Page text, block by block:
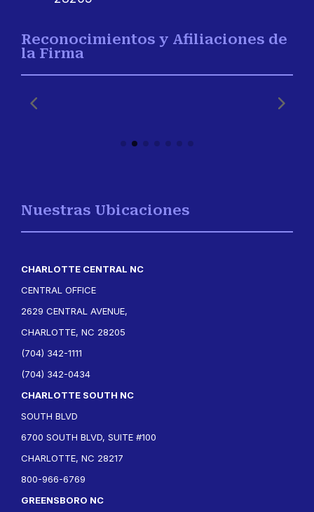
Reconocimientos y Afiliaciones de
la Firma
Nuestras Ubicaciones
CHARLOTTE CENTRAL NC
CENTRAL OFFICE
2629 CENTRAL AVENUE,
CHARLOTTE, NC 28205
(704) 342-1111
(704) 342-0434
CHARLOTTE SOUTH NC
SOUTH BLVD
6700 SOUTH BLVD, SUITE #100
CHARLOTTE, NC 28217
800-966-6769
GREENSBORO NC